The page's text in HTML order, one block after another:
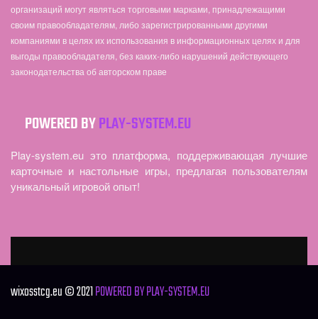
организаций могут являться торговыми марками, принадлежащими
своим правообладателям, либо зарегистрированными другими
компаниями в целях их использования в информационных целях и для
выгоды правообладателя, без каких-либо нарушений действующего
законодательства об авторском праве
POWERED BYPLAY-SYSTEM.EU
Play-system.eu это платформа, поддерживающая лучшие
карточные и настольные игры, предлагая пользователям
уникальный игровой опыт!
wixosstcg.eu © 2021POWERED BY PLAY-SYSTEM.EU